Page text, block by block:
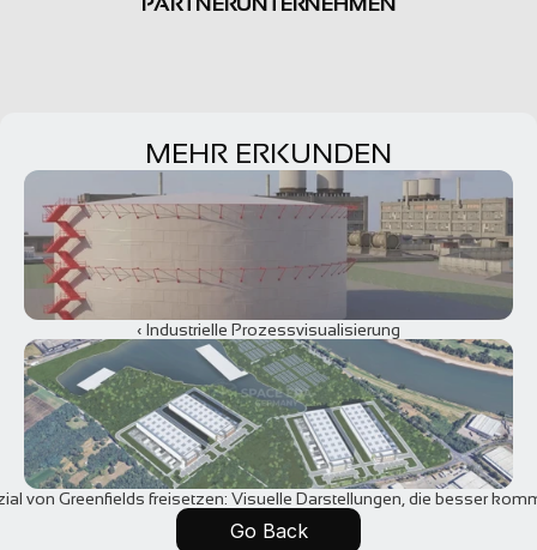
MEHR ERKUNDEN
‹ Industrielle Prozessvisualisierung
von Greenfields freisetzen: Visuelle Darstellungen, die besser
Go Back